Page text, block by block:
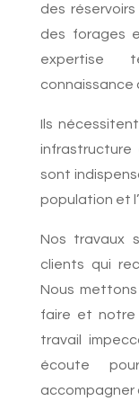
des
des forages
expertise
connaissance
Ils
infrastructure
sont
population et
Nos travaux
clients qui
Nous
faire et notre
travail
écoute
accompagner